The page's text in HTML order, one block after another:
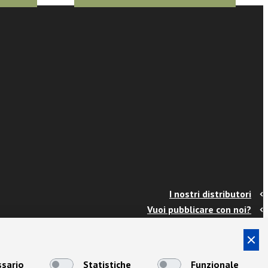
I nostri distributori
Vuoi pubblicare con noi?
Info e spedizioni
Termini e condizioni
Statistiche Funzionale